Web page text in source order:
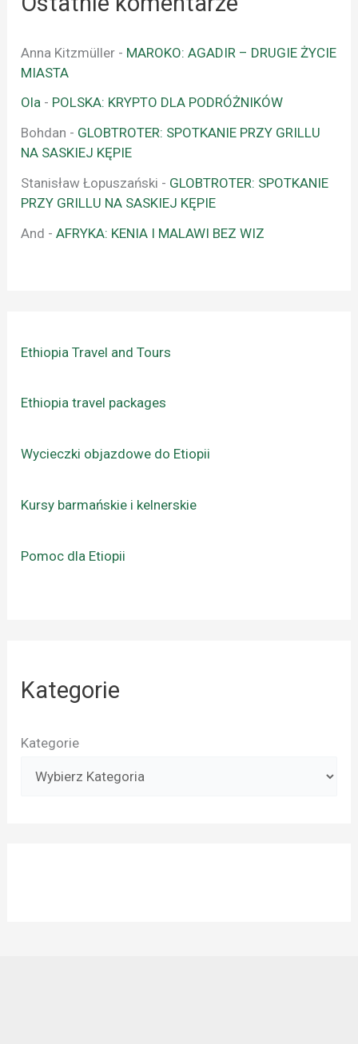
Anna Kitzmüller - MAROKO: AGADIR – DRUGIE ŻYCIE
MIASTA
Ola - POLSKA: KRYPTO DLA PODRÓŻNIKÓW
Bohdan - GLOBTROTER: SPOTKANIE PRZY GRILLU
NA SASKIEJ KĘPIE
Stanisław Łopuszański - GLOBTROTER: SPOTKANIE
PRZY GRILLU NA SASKIEJ KĘPIE
And -AFRYKA: KENIA I MALAWI BEZ WIZ
Ethiopia Travel and Tours
Ethiopia travel packages
Wycieczki objazdowe do Etiopii
Kursy barmańskie i kelnerskie
Pomoc dla Etiopii
Kategorie
Kategorie